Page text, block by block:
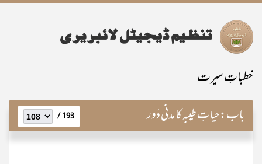
خطباتِ سیرت
باب:حیاتِ طیبہ کا مدنی دَور 193 /